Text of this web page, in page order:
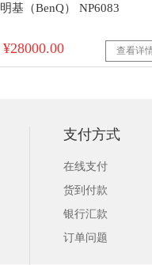
明基（BenQ） NP6083
¥28000.00 查看详
支付方式
在线支付
货到付款
银行汇款
订单问题